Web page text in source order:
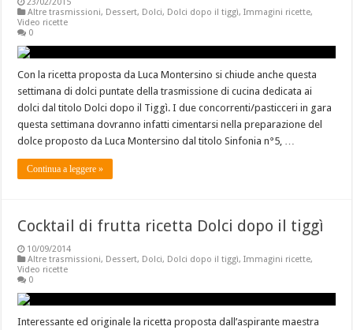
Altre trasmissioni, Dessert, Dolci, Dolci dopo il tiggì,Immagini ricette,
Video ricette
0
Con la ricetta proposta da Luca Montersino si chiude anche questa
settimana di dolci puntate della trasmissione di cucina dedicata ai
dolci dal titolo Dolci dopo il Tiggì. I due concorrenti/pasticceri in gara
questa settimana dovranno infatti cimentarsi nella preparazione del
dolce proposto da Luca Montersino dal titolo Sinfonia n°5, …
Continua a leggere »
Cocktail di frutta ricetta Dolci dopo il tiggì
10/09/2014
Altre trasmissioni, Dessert, Dolci, Dolci dopo il tiggì,Immagini ricette,
Video ricette
0
Interessante ed originale la ricetta proposta dall’aspirante maestra